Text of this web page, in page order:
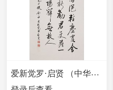
爱新觉罗·启贤 （中华书画研究协会理事）行书